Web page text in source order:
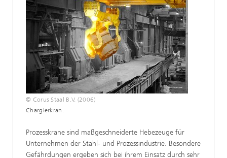
© Corus Staal B.V. (2006)
Chargierkran.
Prozesskrane sind maßgeschneiderte Hebezeuge für
Unternehmen der Stahl- und Prozessindustrie. Besondere
Gefährdungen ergeben sich bei ihrem Einsatz durch sehr